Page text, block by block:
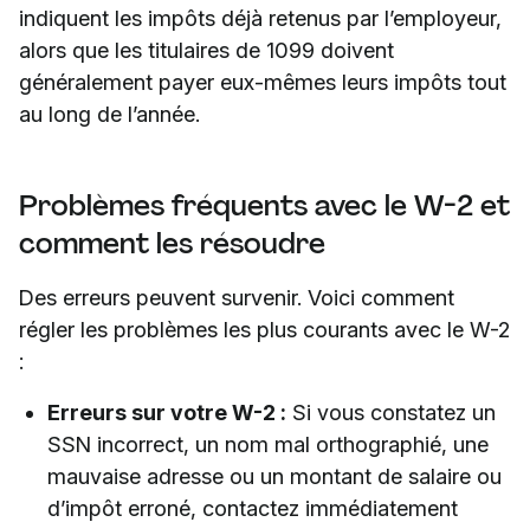
indiquent les impôts déjà retenus par l’employeur,
alors que les titulaires de 1099 doivent
généralement payer eux-mêmes leurs impôts tout
au long de l’année.
Problèmes fréquents avec le W-2 et
comment les résoudre
Des erreurs peuvent survenir. Voici comment
régler les problèmes les plus courants avec le W-2
:
Erreurs sur votre W-2 : Si vous constatez un
SSN incorrect, un nom mal orthographié, une
mauvaise adresse ou un montant de salaire ou
d’impôt erroné, contactez immédiatement